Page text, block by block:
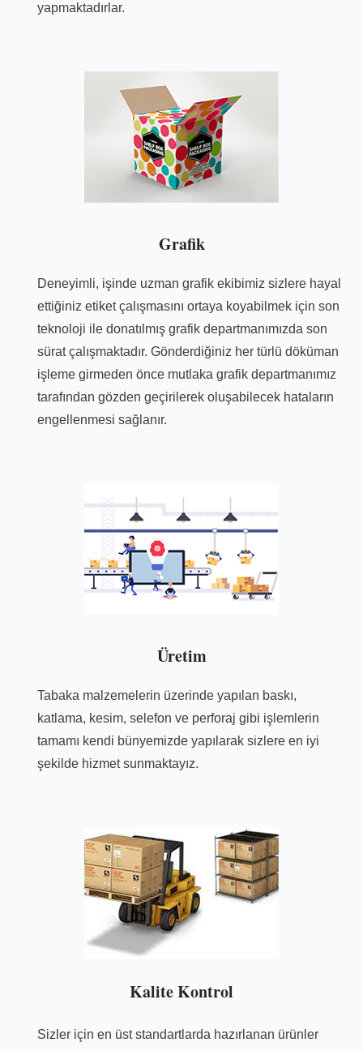
yapmaktadırlar.
Grafik
Deneyimli, işinde uzman grafik ekibimiz sizlere hayal
ettiğiniz etiket çalışmasını ortaya koyabilmek için son
teknoloji ile donatılmış grafik departmanımızda son
sürat çalışmaktadır. Gönderdiğiniz her türlü döküman
işleme girmeden önce mutlaka grafik departmanımız
tarafından gözden geçirilerek oluşabilecek hataların
engellenmesi sağlanır.
Üretim
Tabaka malzemelerin üzerinde yapılan baskı,
katlama, kesim, selefon ve perforaj gibi işlemlerin
tamamı kendi bünyemizde yapılarak sizlere en iyi
şekilde hizmet sunmaktayız.
Kalite Kontrol
Sizler için en üst standartlarda hazırlanan ürünler